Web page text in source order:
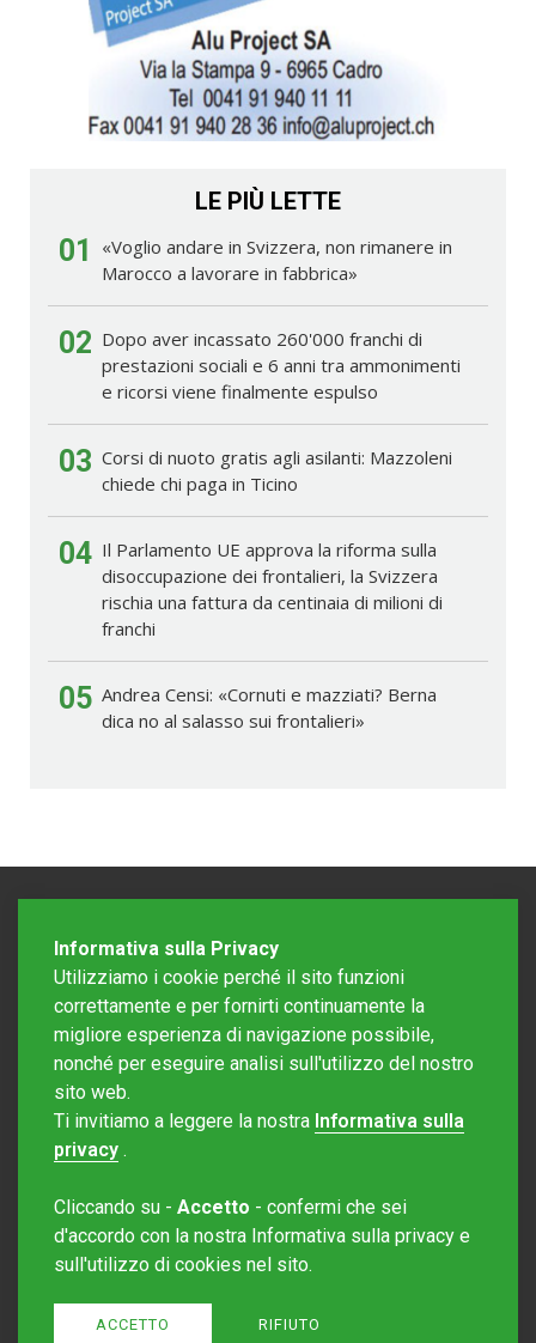
LE PIÙ LETTE
01
«Voglio andare in Svizzera, non rimanere in
Marocco a lavorare in fabbrica»
02 Dopo aver incassato 260'000 franchi di
prestazioni sociali e 6 anni tra ammonimenti
e ricorsi viene finalmente espulso
03 Corsi di nuoto gratis agli asilanti: Mazzoleni
chiede chi paga in Ticino
04 Il Parlamento UE approva la riforma sulla
disoccupazione dei frontalieri, la Svizzera
rischia una fattura da centinaia di milioni di
franchi
05 Andrea Censi: «Cornuti e mazziati? Berna
dica no al salasso sui frontalieri»
Editore Rotostampa SA
Sito creato daRedesign
Informativa sulla Privacy
Utilizziamo i cookie perché il sito funzioni
correttamente e per fornirti continuamente la
migliore esperienza di navigazione possibile,
nonché per eseguire analisi sull'utilizzo del nostro
sito web.
Ti invitiamo a leggere la nostra Informativa sulla
privacy .
Cliccando su - Accetto - confermi che sei
d'accordo con la nostra Informativa sulla privacy e
sull'utilizzo di cookies nel sito.
ACCETTO RIFIUTO